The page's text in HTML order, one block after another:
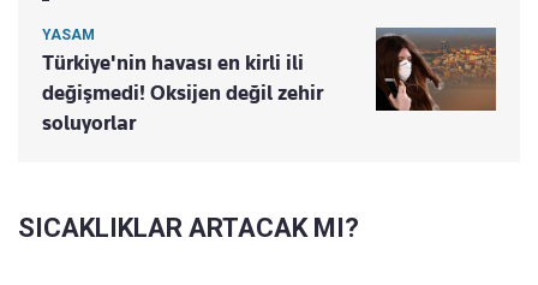
YASAM
Türkiye'nin havası en kirli ili
değişmedi! Oksijen değil zehir
soluyorlar
SICAKLIKLAR ARTACAK MI?